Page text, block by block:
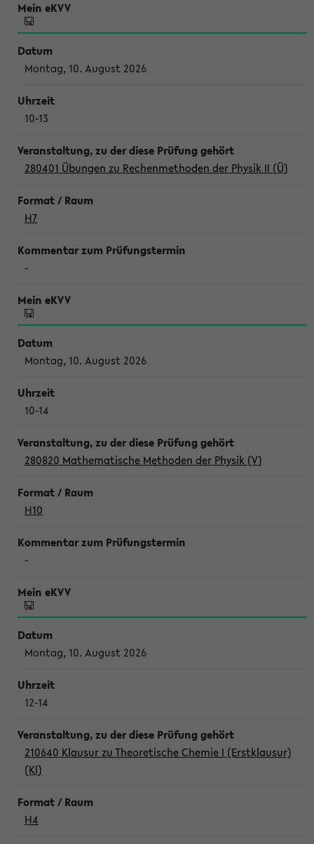
Montag, 10. August 2026
10-13
280401 Übungen zu Rechenmethoden der Physik II (Ü)
H7
-
Montag, 10. August 2026
10-14
280820 Mathematische Methoden der Physik (V)
H10
-
Montag, 10. August 2026
12-14
210640 Klausur zu Theoretische Chemie I (Erstklausur)
(Kl)
H4